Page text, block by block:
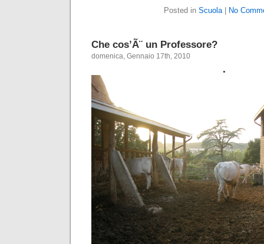
Posted in Scuola| No
Che cos’Ã¨ un Professore?
domenica, Gennaio 17th, 2010
.